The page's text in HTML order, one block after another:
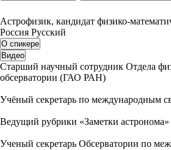
Астрофизик, кандидат физико-
Россия Русский
О спикере
Видео
Старший научный сотрудник Отдела
обсерватории (ГАО РАН)
Учёный секретарь по международным
Ведущий рубрики «Заметки
Ученый секретарь Обсерватории по